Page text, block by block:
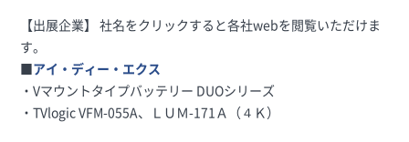
【出展企業】 社名をクリックすると各社webを閲覧いただけま
す。
■アイ・ディー・エクス
・Vマウントタイプバッテリー DUOシリーズ
・TVlogic VFM-055A、ＬＵＭ-171Ａ（４Ｋ）